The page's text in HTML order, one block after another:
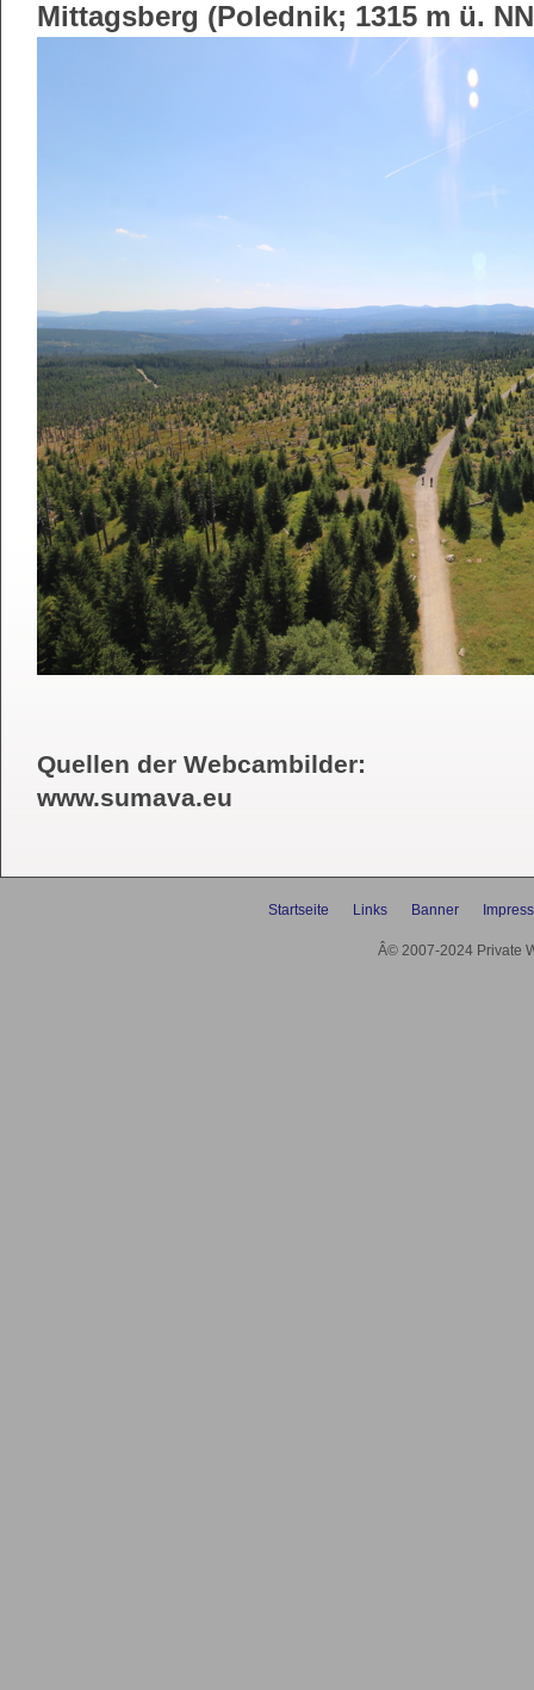
Mittagsberg (Polednik; 1315 m ü.
Quellen der Webcambilder:
www.sumava.eu
Startseite Links Banner
Â© 2007-2024 Private